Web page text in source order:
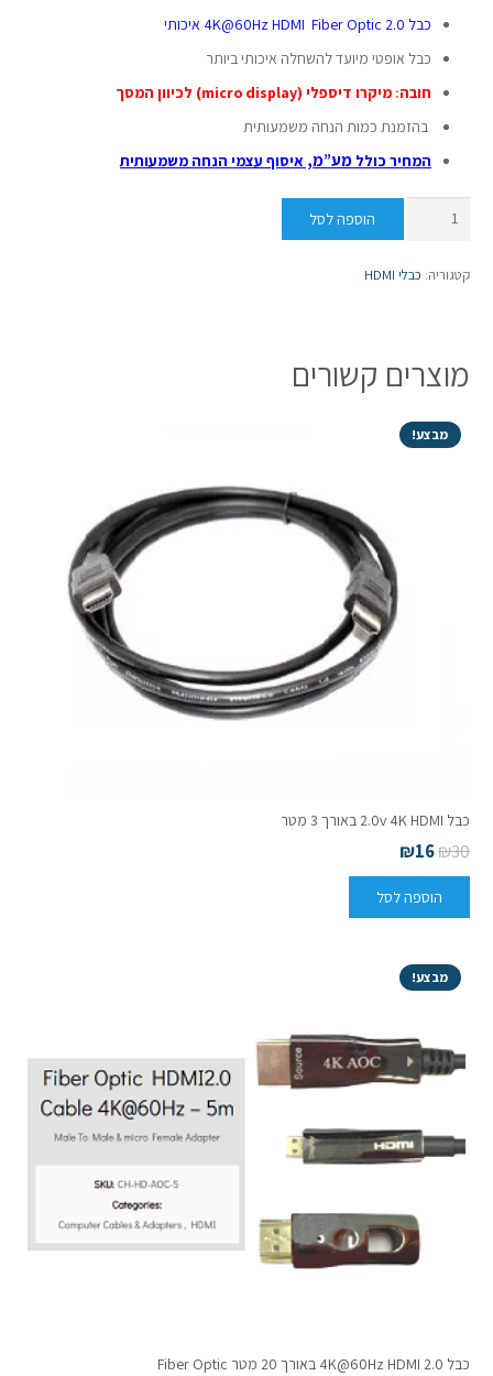
כבל 2.0 4K@60Hz HDMI Fiber Optic איכותי
כבל אופטי מיועד להשחלה איכותי ביותר
חובה: מיקרו דיספלי (micro display) לכיוון המסך
בהזמנת כמות הנחה משמעותית
המחיר כולל מע”מ, איסוף עצמי הנחה משמעותית
כמות
2.0
באורך
מטר
Fiber
הוספה לסל
קטגוריה: כבלי HDMI
מוצרים קשורים
מבצע!
כבל 2.0v 4K HDMI באורך 3 מטר
₪30
₪16
הוספה לסל
מבצע!
כבל 2.0 4K@60Hz HDMI באורך 20 מטר Fiber Optic